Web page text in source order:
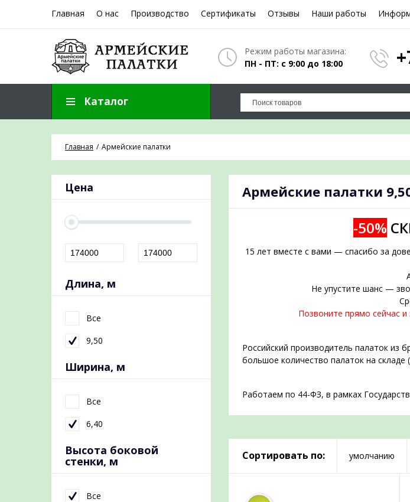
Главная О нас Производство Сертификаты Отзывы Наши работы
Режим работы магазина:
ПН - ПТ: с 9:00 до 18:00
Каталог
Главная Армейские палатки
Цена
Длина, м
Все
9,50
Ширина, м
Все
6,40
Высота боковой
стенки, м
Все
Армейские палатки
-50%
15 лет вместе с вами — спасибо за
Не упустите шанс —
Позвоните прямо сейчас
Российский производитель палаток из
большое количество палаток на
Работаем по 44-ФЗ, в рамках
Сортировать по: умолчанию
ЗАПОЛНИТЕ ФОРМУ И
ПОД ВАШИ
Отправим предложение на почту и